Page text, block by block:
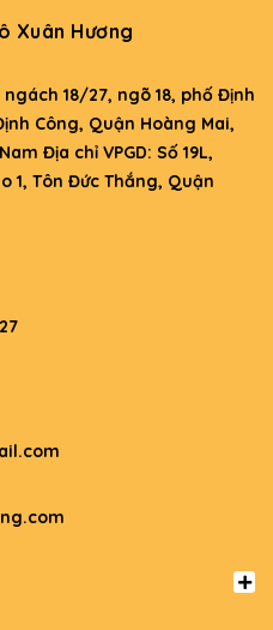
Xuân Hương
ngách 18/27, ngõ 18, phố Định
Công, Quận Hoàng Mai,
Địa chỉ VPGD: Số 19L,
1, Tôn Đức Thắng, Quận